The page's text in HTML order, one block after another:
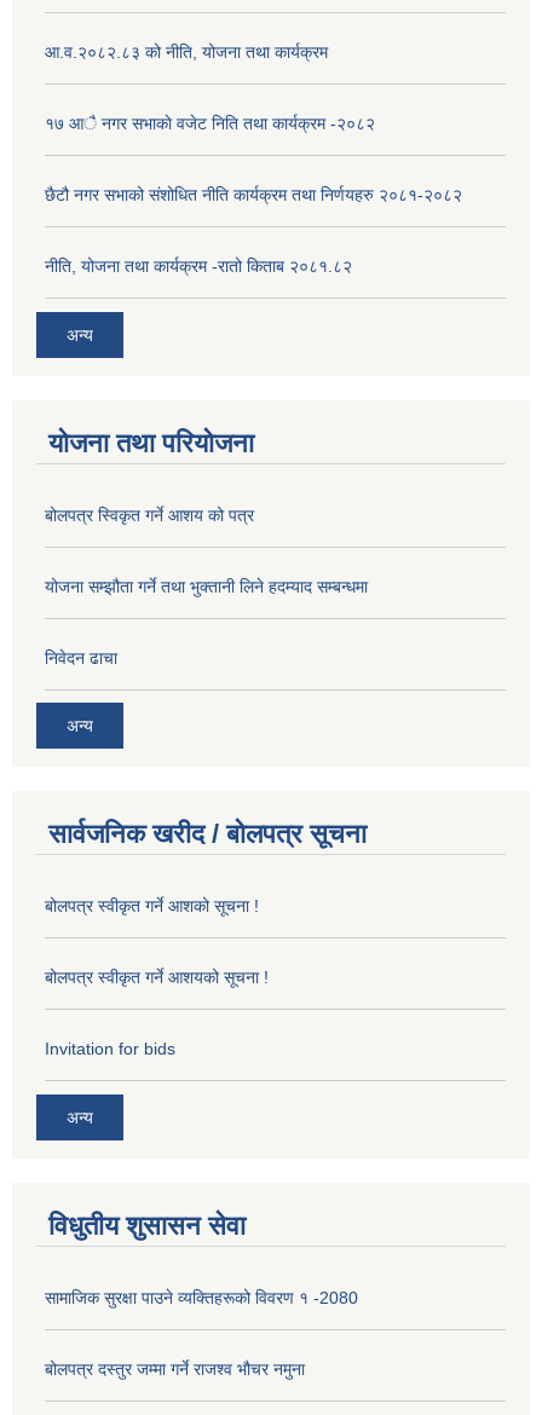
आ.व.२०८२.८३ को नीति, योजना तथा कार्यक्रम
१७ आै नगर सभाकाे वजेट निति तथा कार्यक्रम -२०८२
छैटौ नगर सभाको संशोधित नीति कार्यक्रम तथा निर्णयहरु २०८१-२०८२
नीति, योजना तथा कार्यक्रम -रातो किताब २०८१.८२
अन्य
योजना तथा परियोजना
बोलपत्र स्विकृत गर्ने आशय को पत्र
योजना सम्झौता गर्ने तथा भुक्तानी लिने हदम्याद सम्बन्धमा
निवेदन ढाचा
अन्य
सार्वजनिक खरीद / बोलपत्र सूचना
बोलपत्र स्वीकृत गर्ने आशको सूचना !
बोलपत्र स्वीकृत गर्ने आशयको सूचना !
Invitation for bids
अन्य
विधुतीय शुसासन सेवा
सामाजिक सुरक्षा पाउने व्यक्तिहरूको विवरण १ -2080
बोलपत्र दस्तुर जम्मा गर्ने राजश्व भौचर नमुना